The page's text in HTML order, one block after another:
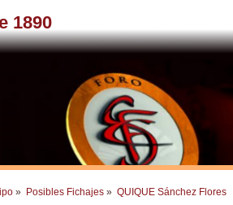
1890
» Posibles Fichajes » QUIQUE Sánchez Flores